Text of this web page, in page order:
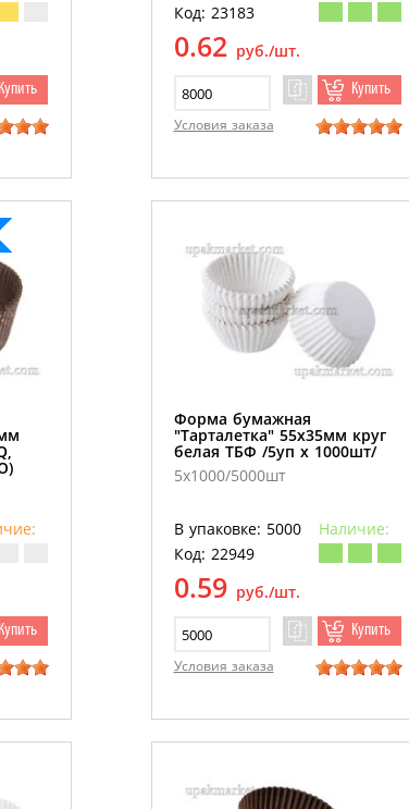
Купить
Код: 23183
0.62 руб./шт.
Купить
Условия заказа
Купить
Форма бумажная
"Тарталетка" 55х35мм круг
белая ТБФ /5уп х 1000шт/
5х1000/5000шт
В упаковке: 5000
Наличие:
Код: 22949
0.59 руб./шт.
Купить
Условия заказа